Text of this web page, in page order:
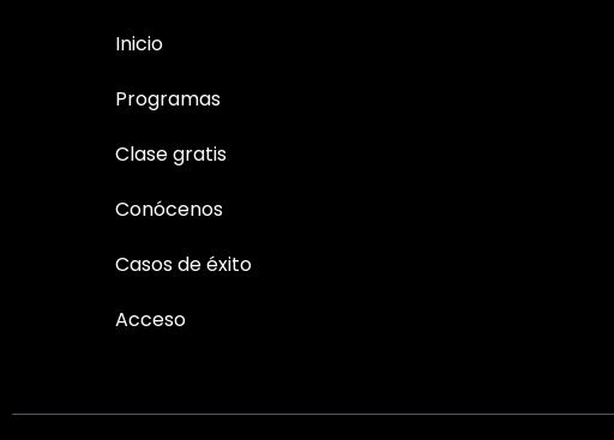
Inicio
Programas
Clase gratis
Conócenos
Casos de éxito
Acceso